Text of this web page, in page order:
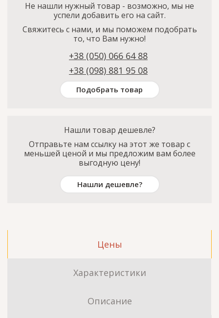
Не нашли нужный товар - возможно, мы не
успели добавить его на сайт.
Свяжитесь с нами, и мы поможем подобрать
то, что Вам нужно!
+38 (050) 066 64 88
+38 (098) 881 95 08
Подобрать товар
Нашли товар дешевле?
Отправьте нам ссылку на этот же товар с
меньшей ценой и мы предложим вам более
выгодную цену!
Нашли дешевле?
Цены
Характеристики
Описание